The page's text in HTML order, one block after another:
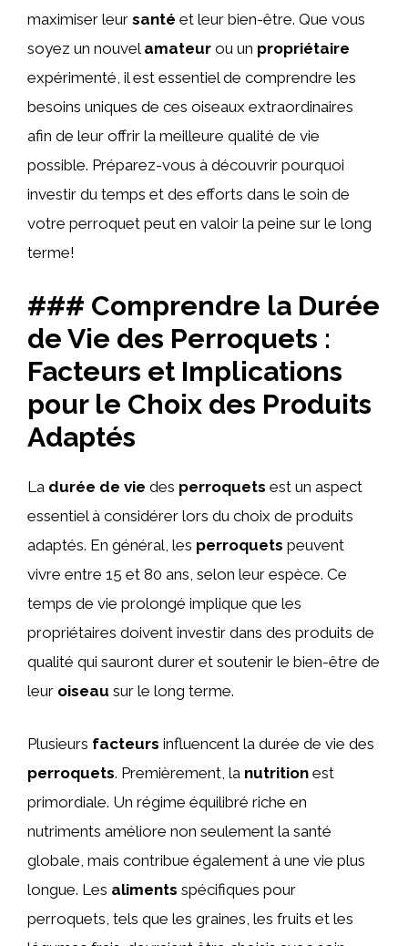
maximiser leur santé et leur bien-être. Que vous
soyez un nouvel amateur ou un propriétaire
expérimenté, il est essentiel de comprendre les
besoins uniques de ces oiseaux extraordinaires
afin de leur offrir la meilleure qualité de vie
possible. Préparez-vous à découvrir pourquoi
investir du temps et des efforts dans le soin de
votre perroquet peut en valoir la peine sur le long
terme!
### Comprendre la Durée
de Vie des Perroquets :
Facteurs et Implications
pour le Choix des Produits
Adaptés
La durée de vie des perroquets est un aspect
essentiel à considérer lors du choix de produits
adaptés. En général, les perroquets peuvent
vivre entre 15 et 80 ans, selon leur espèce. Ce
temps de vie prolongé implique que les
propriétaires doivent investir dans des produits de
qualité qui sauront durer et soutenir le bien-être de
leur oiseau sur le long terme.
Plusieurs facteurs influencent la durée de vie des
perroquets. Premièrement, la nutrition est
primordiale. Un régime équilibré riche en
nutriments améliore non seulement la santé
globale, mais contribue également à une vie plus
longue. Les aliments spécifiques pour
perroquets, tels que les graines, les fruits et les